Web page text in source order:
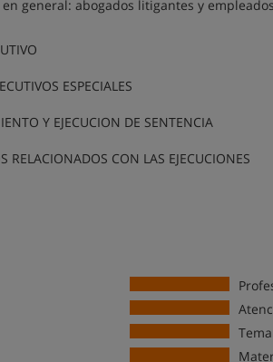
general: abogados litigantes y
ESPECIALES
Y EJECUCION DE SENTENCIA
RELACIONADOS CON LAS EJECUCIONES